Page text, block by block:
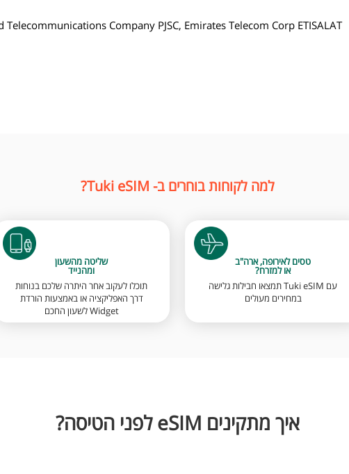
Telecommunications Company PJSC, Emirates Telecom Corp ETISALAT
למה לקוחות בוחרים ב- Tuki eSIM?
טסים לאירופה, ארה"ב
או למזרח?
עם Tuki eSIM תמצאו חבילות גלישה
במחירים מעולים
שליטה מהשעון
ומהנייד
תוכלו לעקוב אחר היתרה שלכם בנוחות
דרך האפליקציה או באמצעות הורדת
Widget לשעון החכם
איך מתקינים eSIM לפני הטיסה?